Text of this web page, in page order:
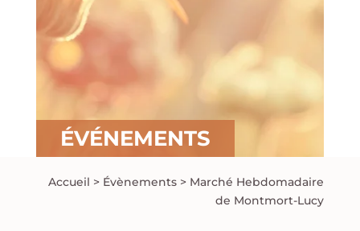
ÉVÉNEMENTS
Accueil > Évènements > Marché Hebdomadaire
de Montmort-Lucy